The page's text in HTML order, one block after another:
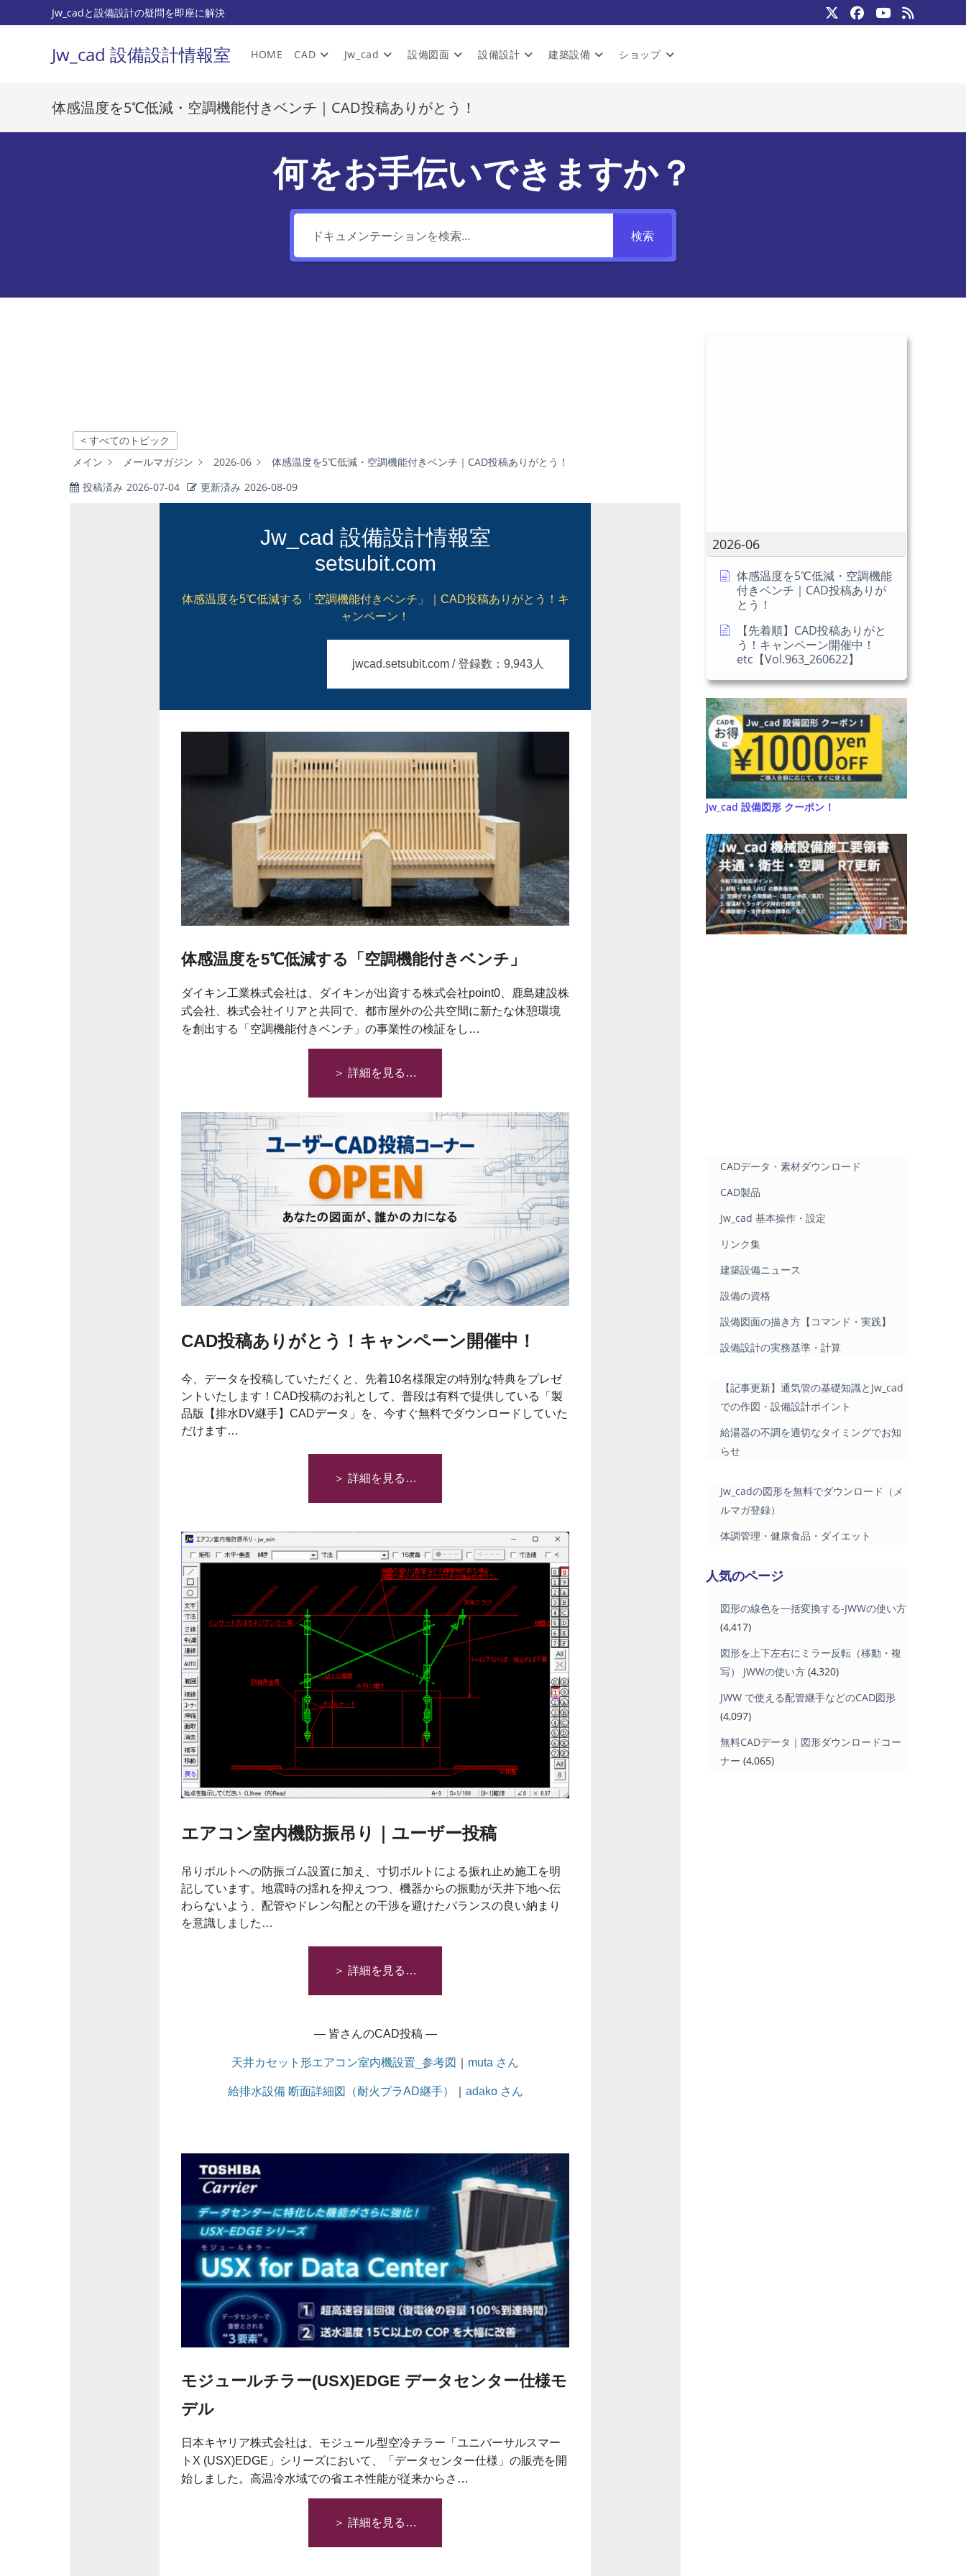
ン
キ
Jw_cadと設備設計の疑問を即座に解決
Jw_cad 設備設計情報室 HOME CAD Jw_cad 設備図面 設備設計 建築設備 ショップ
体感温度を5℃低減・空調機能付きベンチ｜CAD投稿ありがとう！
何をお手伝いできますか？
検索
< すべてのトピック
メイン
メールマガジン 2026-06
体感温度を5℃低減・空調機能付きベンチ｜CAD投稿ありがとう！
投稿済み 2026-07-04 更新済み 2026-08-09
Jw_cad 設備設計情報室
setsubit.com
体感温度を5℃低減する「空調機能付きベンチ」｜CAD投稿ありがとう！キ
ャンペーン！
jwcad.setsubit.com / 登録数：9,943人
体感温度を5℃低減する「空調機能付きベンチ」
ダイキン工業株式会社は、ダイキンが出資する株式会社point0、鹿島建設株
式会社、株式会社イリアと共同で、都市屋外の公共空間に新たな休憩環境
を創出する「空調機能付きベンチ」の事業性の検証をし…
＞ 詳細を見る…
CAD投稿ありがとう！キャンペーン開催中！
今、データを投稿していただくと、先着10名様限定の特別な特典をプレゼ
ントいたします！CAD投稿のお礼として、普段は有料で提供している「製
品版【排水DV継手】CADデータ」を、今すぐ無料でダウンロードしていた
だけます…
＞ 詳細を見る…
エアコン室内機防振吊り｜ユーザー投稿
吊りボルトへの防振ゴム設置に加え、寸切ボルトによる振れ止め施工を明
記しています。地震時の揺れを抑えつつ、機器からの振動が天井下地へ伝
わらないよう、配管やドレン勾配との干渉を避けたバランスの良い納まり
を意識しました…
＞ 詳細を見る…
— 皆さんのCAD投稿 —
天井カセット形エアコン室内機設置_参考図 muta さん
給排水設備 断面詳細図（耐火プラAD継手） adako さん
モジュールチラー(USX)EDGE データセンター仕様モ
デル
日本キヤリア株式会社は、モジュール型空冷チラー「ユニバーサルスマー
トX (USX)EDGE」シリーズにおいて、「データセンター仕様」の販売を開
始しました。高温冷水域での省エネ性能が従来からさ…
＞ 詳細を見る…
2026-06
体感温度を5℃低減・空調機能
付きベンチ｜CAD投稿ありが
とう！
【先着順】CAD投稿ありがと
う！キャンペーン開催中！
etc【Vol.963_260622】
Jw_cad 設備図形 クーポン！
CADデータ・素材ダウンロード
CAD製品
Jw_cad 基本操作・設定
リンク集
建築設備ニュース
設備の資格
設備図面の描き方【コマンド・実践】
設備設計の実務基準・計算
【記事更新】通気管の基礎知識とJw_cad
での作図・設備設計ポイント
給湯器の不調を適切なタイミングでお知
らせ
Jw_cadの図形を無料でダウンロード（メ
ルマガ登録）
体調管理・健康食品・ダイエット
人気のページ
図形の線色を一括変換する-JWWの使い方
(4,417)
図形を上下左右にミラー反転（移動・複
写） JWWの使い方 (4,320)
JWW で使える配管継手などのCAD図形
(4,097)
無料CADデータ｜図形ダウンロードコー
ナー (4,065)